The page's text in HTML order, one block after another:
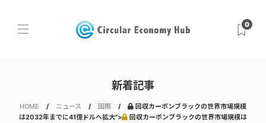
0
新着記事
HOME ニュース 国際
回収カーボンブラックの世界市場規模
は2032年までに41億ドルへ拡大">
回収カーボンブラックの世界市場規模は